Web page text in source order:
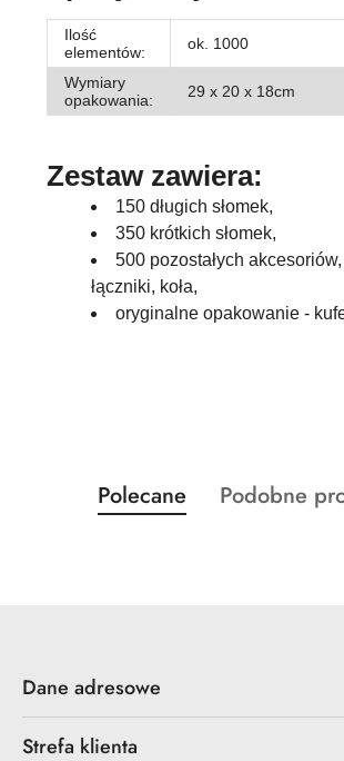
Ilość
elementów:
ok. 1000
Wymiary
opakowania:
29 x 20 x 18cm
Zestaw zawiera:
150 długich słomek,
350 krótkich słomek,
500 pozostałych
łączniki, koła,
oryginalne opakowanie -
Pomiń karuzelę produktów
Produkty
o
Polecane
Produkty
Podobne
Dane adresowe
Strefa klienta